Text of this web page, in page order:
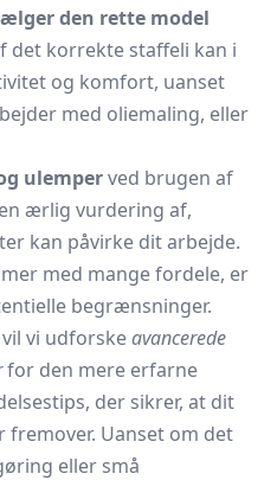
den rette model
korrekte staffeli kan i
og komfort, uanset
med oliemaling, eller
ulemperved brugen af
ærlig vurdering af,
kan påvirke dit arbejde.
med mange fordele, er
begrænsninger.
vi udforskeavancerede
for den mere erfarne
der sikrer, at dit
fremover. Uanset om det
eller små